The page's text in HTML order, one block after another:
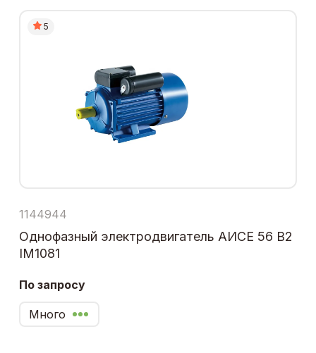
5
1144944
Однофазный электродвигатель АИСЕ 56 В2
IM1081
По запросу
Много